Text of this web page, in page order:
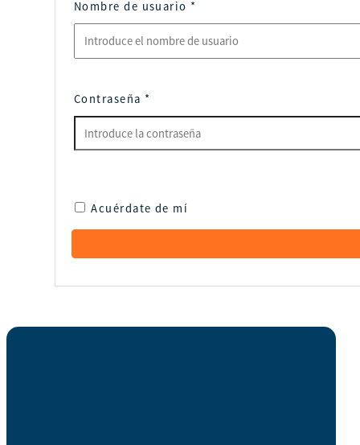
Nombre de usuario *
Contraseña *
Acuérdate de mí